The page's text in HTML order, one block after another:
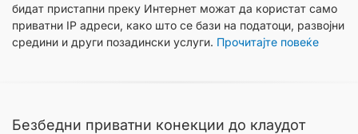
бидат пристапни преку Интернет можат да користат само
приватни IP адреси, како што се бази на податоци, развојни
средини и други позадински услуги. Прочитајте повеќе
Безбедни приватни конекции до клаудот